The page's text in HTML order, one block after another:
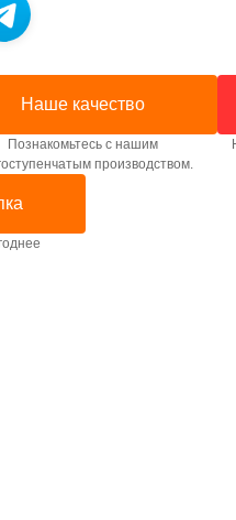
Наше качество
Познакомьтесь с нашим
производством.